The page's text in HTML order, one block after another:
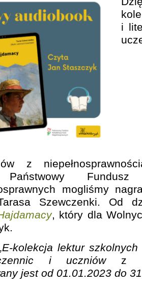
i
z
Fundusz
mogliśmy
Szewczenki. Od
, który dla
kolekcja lektur
i uczniówz
jest od 01.01.2023 do